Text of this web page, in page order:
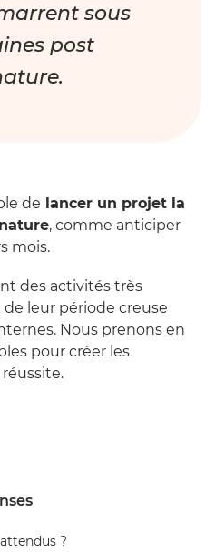
sous
post
de lancer un projet la
, comme anticiper
mois.
des activités très
leur période creuse
Nous prenons en
pour créer les
?